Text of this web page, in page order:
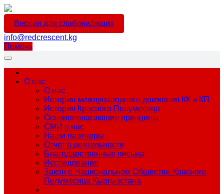
Версия для слабовидящих
info@redcrescent.kg
Помочь
О нас
О нас
История международного движения КК и КП
История Красного Полумесяца
Основополагающие принципы
СМИ о нас
Наши партнеры
Отчет о деятельности
Благодарственные письма
Исследования
Закон о Национальном Обществе Красного
Полумесяца Кыргызстана